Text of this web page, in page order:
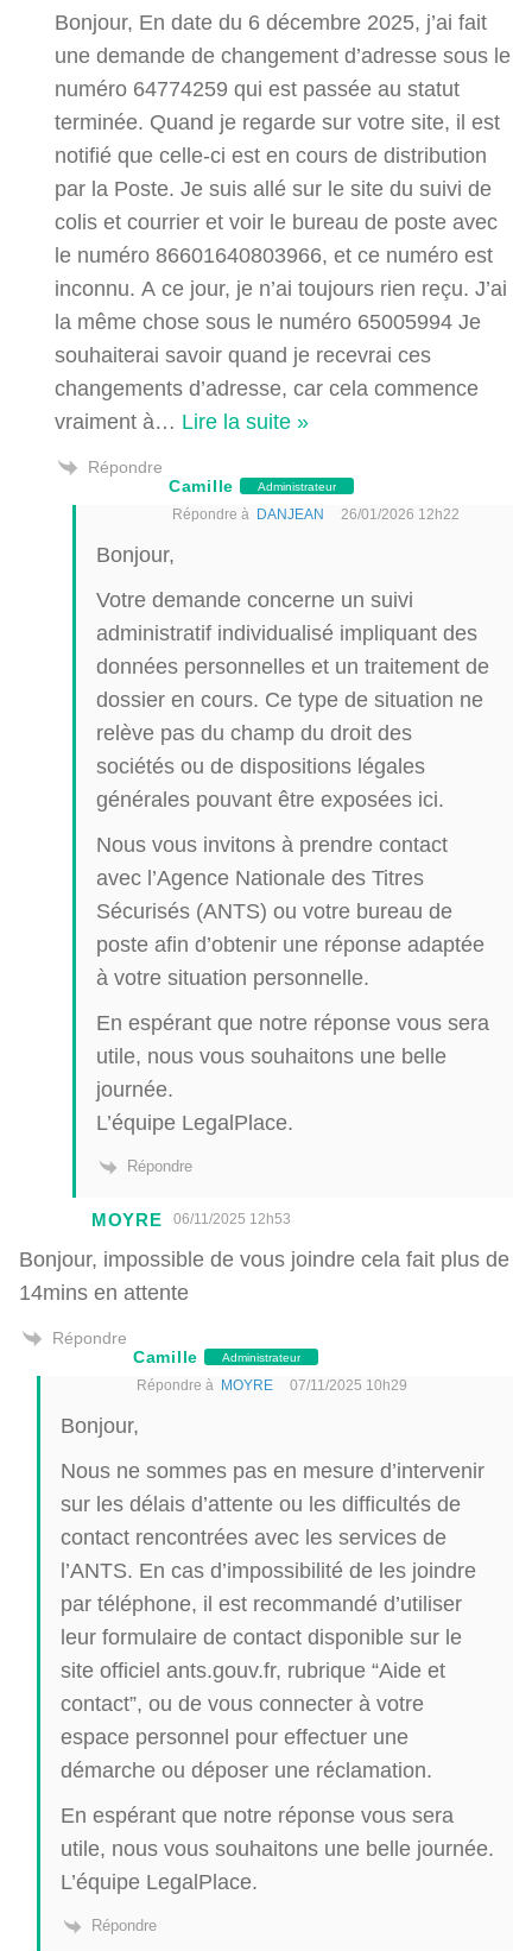
Bonjour, En date du 6 décembre 2025, j’ai fait
une demande de changement d’adresse sous le
numéro 64774259 qui est passée au statut
terminée. Quand je regarde sur votre site, il est
notifié que celle-ci est en cours de distribution
par la Poste. Je suis allé sur le site du suivi de
colis et courrier et voir le bureau de poste avec
le numéro 86601640803966, et ce numéro est
inconnu. A ce jour, je n’ai toujours rien reçu. J’ai
la même chose sous le numéro 65005994 Je
souhaiterai savoir quand je recevrai ces
changements d’adresse, car cela commence
vraiment à… Lire la suite »
Répondre
Camille
Administrateur
Répondre à DANJEAN 26/01/2026 12h22
Bonjour,
Votre demande concerne un suivi
administratif individualisé impliquant des
données personnelles et un traitement de
dossier en cours. Ce type de situation ne
relève pas du champ du droit des
sociétés ou de dispositions légales
générales pouvant être exposées ici.
Nous vous invitons à prendre contact
avec l’Agence Nationale des Titres
Sécurisés (ANTS) ou votre bureau de
poste afin d’obtenir une réponse adaptée
à votre situation personnelle.
En espérant que notre réponse vous sera
utile, nous vous souhaitons une belle
journée.
L’équipe LegalPlace.
Répondre
MOYRE 06/11/2025 12h53
Bonjour, impossible de vous joindre cela fait plus de
14mins en attente
Répondre
Camille
Administrateur
Répondre à MOYRE 07/11/2025 10h29
Bonjour,
Nous ne sommes pas en mesure d’intervenir
sur les délais d’attente ou les difficultés de
contact rencontrées avec les services de
l’ANTS. En cas d’impossibilité de les joindre
par téléphone, il est recommandé d’utiliser
leur formulaire de contact disponible sur le
site officiel ants.gouv.fr, rubrique “Aide et
contact”, ou de vous connecter à votre
espace personnel pour effectuer une
démarche ou déposer une réclamation.
En espérant que notre réponse vous sera
utile, nous vous souhaitons une belle journée.
L’équipe LegalPlace.
Répondre